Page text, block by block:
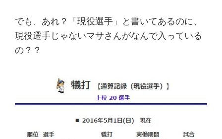
でも、あれ？「現役選手」と書いてあるのに、
現役選手じゃないマサさんがなんで入っている
の？？